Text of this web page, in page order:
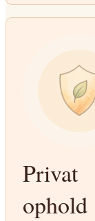
Privat
ophold